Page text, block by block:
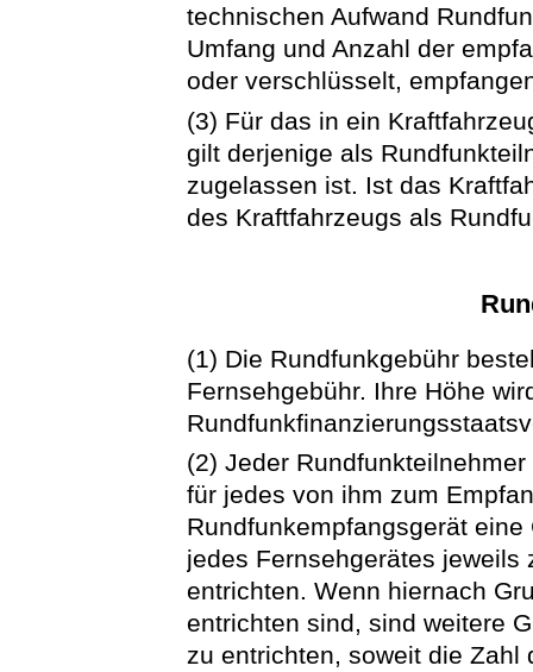
technischen Aufwand
Umfang und Anzahl der
oder verschlüsselt,
(3) Für das in ein
gilt derjenige als
zugelassen ist. Ist das
des Kraftfahrzeugs als
(1) Die Rundfunkgebühr
Fernsehgebühr. Ihre Höhe
(2) Jeder
für jedes von ihm zum
Rundfunkempfangsgerät
jedes Fernsehgerätes
entrichten. Wenn hiernach
entrichten sind, sind weitere
zu entrichten, soweit die